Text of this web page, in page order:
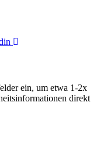
ein, um etwa 1-2x
direkt